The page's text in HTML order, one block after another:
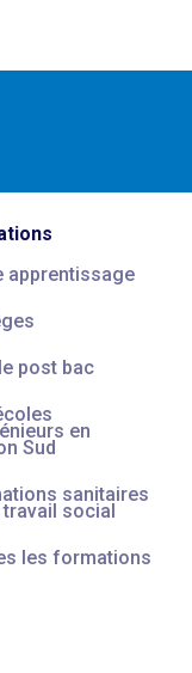
apprentissage
post bac
en
Sud
sanitaires
travail social
les formations